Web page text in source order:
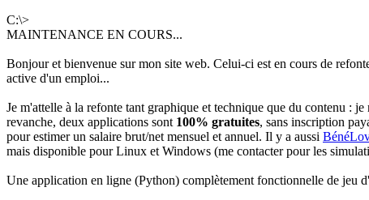
C:\>
MAINTENANCE EN COURS...
Bonjour et bienvenue sur mon site web. Celui-ci est en cours de
active d'un emploi...
Je m'attelle à la refonte tant graphique et technique que du contenu :
revanche, deux applications sont 100% gratuites, sans inscription
pour estimer un salaire brut/net mensuel et annuel. Il y a aussi
mais disponible pour Linux et Windows (me contacter pour les
Une application en ligne (Python) complètement fonctionnelle de jeu